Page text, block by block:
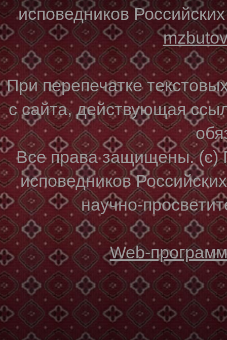
исповедников
При перепечатке
с сайта, действующая
Все права защищены. (с)
исповедников
научно-
Web-